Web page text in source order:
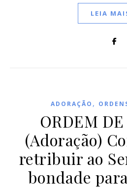
LEIA
ADORAÇÃO ,
ORDEM
(Adoração)
retribuir ao
bondade